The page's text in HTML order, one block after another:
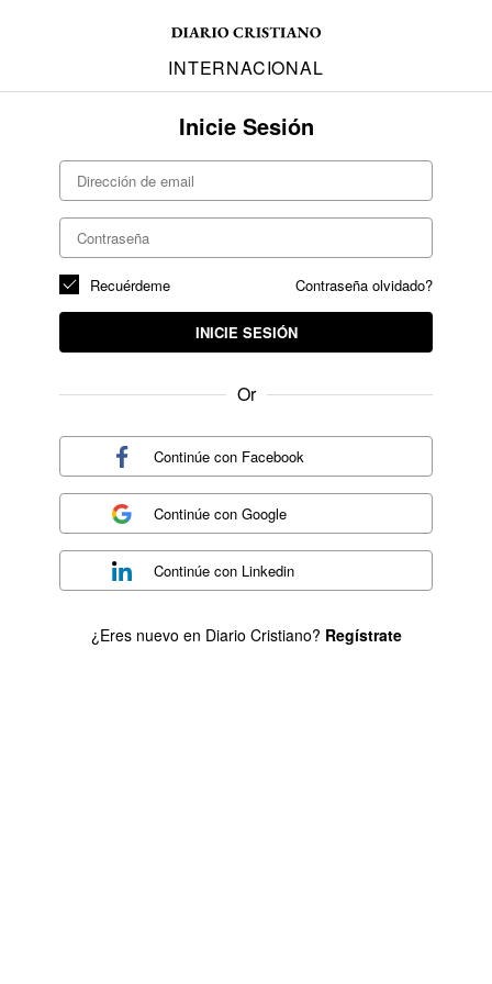
INTERNACIONAL
Inicie Sesión
Contraseña olvidado?
Recuérdeme
INICIE SESIÓN
Or
Continúe con Facebook
Continúe conGoogle
Continúe con Linkedin
¿Eres nuevo en Diario Cristiano? Regístrate